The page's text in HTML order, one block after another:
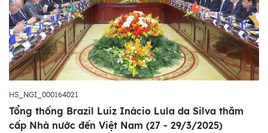
HS_NGI_000164021
Tổng thống Brazil Luiz Inácio Lula da Silva thăm
cấp Nhà nước đến Việt Nam (27 - 29/3/2025)